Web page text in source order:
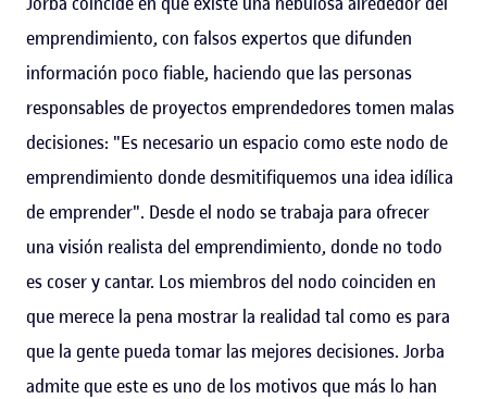
emprendimiento, con falsos expertos que difunden
información poco fiable, haciendo que las personas
responsables de proyectos emprendedores tomen malas
decisiones: "Es necesario un espacio como este nodo de
emprendimiento donde desmitifiquemos una idea idílica
de emprender". Desde el nodo se trabaja para ofrecer
una visión realista del emprendimiento, donde no todo
es coser y cantar. Los miembros del nodo coinciden en
que merece la pena mostrar la realidad tal como es para
que la gente pueda tomar las mejores decisiones. Jorba
admite que este es uno de los motivos que más lo han